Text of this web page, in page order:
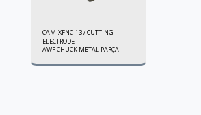
CAM-XFNC-13 / CUTTING
ELECTRODE
AWF CHUCK METAL PARÇA